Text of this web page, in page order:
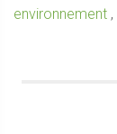
environnement ,